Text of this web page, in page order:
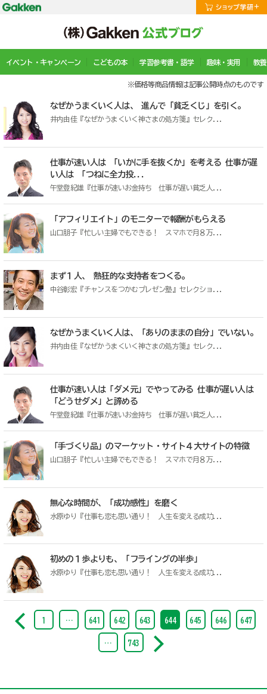
イベント・キャンペーン こどもの本 学習参考書・語学 趣味・実用 教
※価格等商品情報は記事公開時点のものです
なぜかうまくいく人は、 進んで「貧乏くじ」を引く。
井内由佳『なぜかうまくいく神さまの処方箋』セレク...
仕事が速い人は 「いかに手を抜くか」を考える 仕事が遅
い人は 「つねに全力投...
午堂登紀雄『仕事が速いお金持ち 仕事が遅い貧乏人...
「アフィリエイト」のモニターで報酬がもらえる
山口朋子『忙しい主婦でもできる！ スマホで月８万...
まず１人、 熱狂的な支持者をつくる。
中谷彰宏『チャンスをつかむプレゼン塾』セレクショ...
なぜかうまくいく人は、「ありのままの自分」でいない。
井内由佳『なぜかうまくいく神さまの処方箋』セレク...
仕事が速い人は「ダメ元」でやってみる 仕事が遅い人は
「どうせダメ」と諦める
午堂登紀雄『仕事が速いお金持ち 仕事が遅い貧乏人...
「手づくり品」のマーケット・サイト４大サイトの特徴
山口朋子『忙しい主婦でもできる！ スマホで月８万...
無心な時間が、「成功感性」を磨く
水原ゆり『仕事も恋も思い通り！ 人生を変える成功...
初めの１歩よりも、「フライングの半歩」
水原ゆり『仕事も恋も思い通り！ 人生を変える成功...
1 … 641 642 643 644 645 646 647
… 743